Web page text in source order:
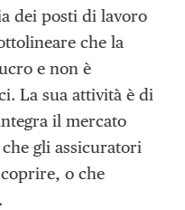
dei posti di lavoro
che la
e non è
La sua attività è di
il mercato
gli assicuratori
o che